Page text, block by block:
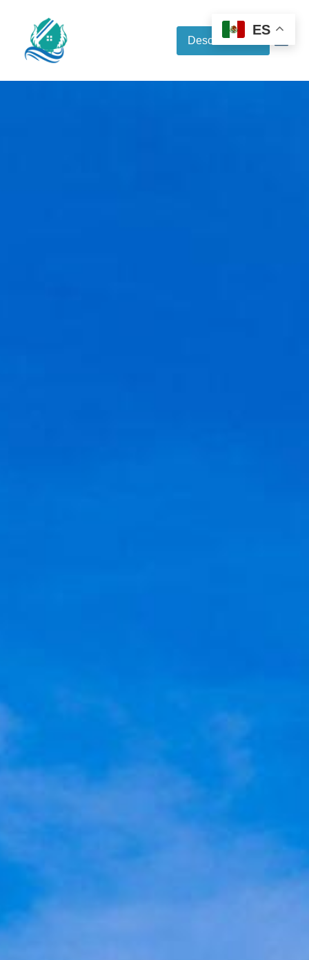
Descubre más
ES